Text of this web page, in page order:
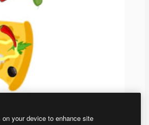
your device to enhance site